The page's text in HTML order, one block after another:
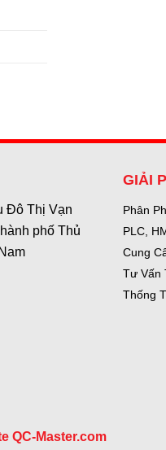
Đô Thị Vạn
phố Thủ
GIẢI
Phân
PLC,
Cung
Tư Vấn
Thống
QC-Master.com